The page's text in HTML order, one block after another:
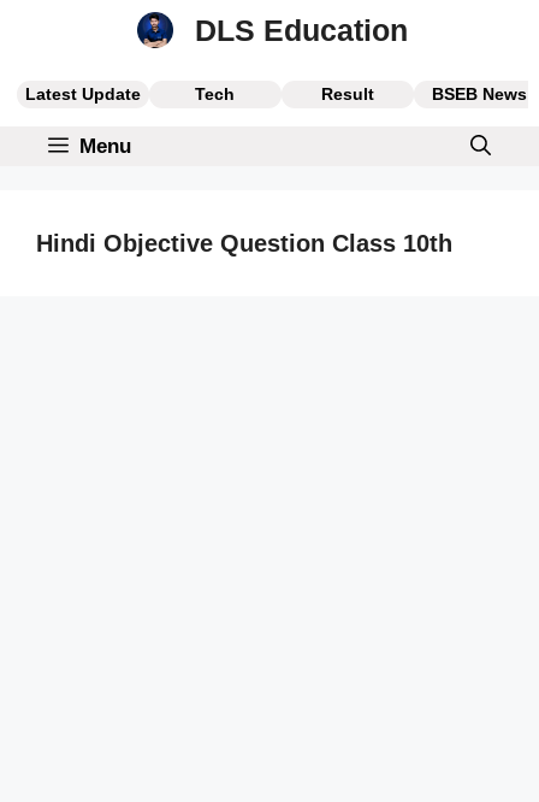
DLS Education
Latest Update Tech Result BSEB News
Menu
Hindi Objective Question Class 10th